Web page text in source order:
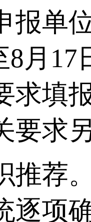
报单
8月
求填
要求
推荐
逐项